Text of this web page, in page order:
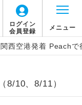
ログイン
会員登録
メニュー
関西空港発着 Peachで
8/10、8/11）
は含まれてお
なります。
人510円、
明
ら復路到着空港
。